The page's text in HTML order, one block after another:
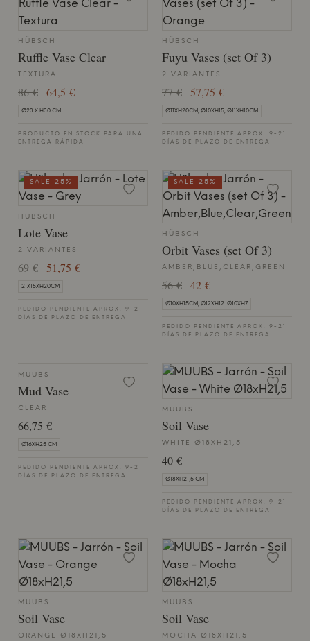
HÜBSCH
Ruffle Vase Clear
TEXTURA
86 € 64,5 €
Ø23 X H30 CM
PRODUCTO EN STOCK PARA UNA
ENTREGA RÁPIDA
HÜBSCH
Fuyu Vases (set Of 3)
2 VARIANTES
77 € 57,75 €
Ø11XH20CM, Ø10XH15, Ø11XH10CM
PEDIDO PENDIENTE APROX. 9-21
DÍAS DE PLAZO DE ENTREGA
HÜBSCH
Lote Vase
2 VARIANTES
69 € 51,75 €
21X15XH20CM
PEDIDO PENDIENTE APROX. 9-21
DÍAS DE PLAZO DE ENTREGA
SALE 25%
HÜBSCH
Orbit Vases (set Of 3)
AMBER,BLUE,CLEAR,GREEN
56 € 42 €
Ø10XH15CM, Ø12XH12. Ø10XH7
PEDIDO PENDIENTE APROX. 9-21
DÍAS DE PLAZO DE ENTREGA
SALE 25%
MUUBS
Mud Vase
CLEAR
66,75 €
Ø16XH25 CM
PEDIDO PENDIENTE APROX. 9-21
DÍAS DE PLAZO DE ENTREGA
MUUBS
Soil Vase
WHITE Ø18XH21,5
40 €
Ø18XH21,5 CM
PEDIDO PENDIENTE APROX. 9-21
DÍAS DE PLAZO DE ENTREGA
MUUBS
Soil Vase
ORANGE Ø18XH21,5
MUUBS
Soil Vase
MOCHA Ø18XH21,5